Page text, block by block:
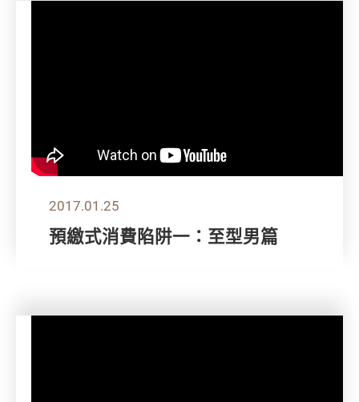
2017.01.25
預繳式消費陷阱一：至型男篇